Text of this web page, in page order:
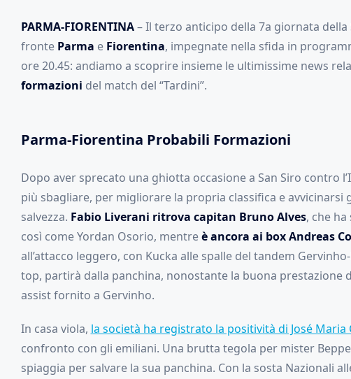
PARMA-FIORENTINA– Il terzo anticipo della 7a giornata della
fronte Parma e Fiorentina, impegnate nella sfida in
ore 20.45: andiamo a scoprire insieme le ultimissime news
formazioni del match del “Tardini”.
Parma-Fiorentina Probabili Formazioni
Dopo aver sprecato una ghiotta occasione a San Siro contro
più sbagliare, per migliorare la propria classifica e avvicinarsi
salvezza. Fabio Liverani ritrova capitan Bruno Alves, che
così come Yordan Osorio, mentreè ancora ai box Andreas
all’attacco leggero, con Kucka alle spalle del tandem
top, partirà dalla panchina, nonostante la buona prestazione
assist fornito a Gervinho.
In casa viola, la società ha registrato la positività di José Maria
confronto con gli emiliani. Una brutta tegola per mister
spiaggia per salvare la sua panchina. Con la sosta Nazionali